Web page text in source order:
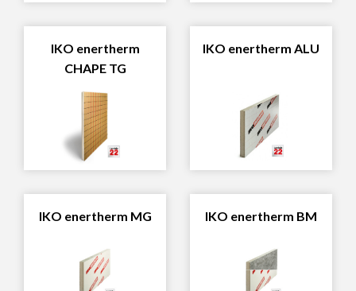
IKO enertherm
CHAPE TG
IKO enertherm ALU
IKO enertherm MG IKO enertherm BM